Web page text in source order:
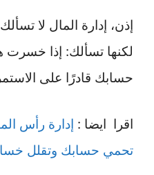
إذن، إدارة المال لا
لكنها تسألك: إذا
حسابك قادرًا على
اقرا ايضا : إدارة رأس
تحمي حسابك وتقلل